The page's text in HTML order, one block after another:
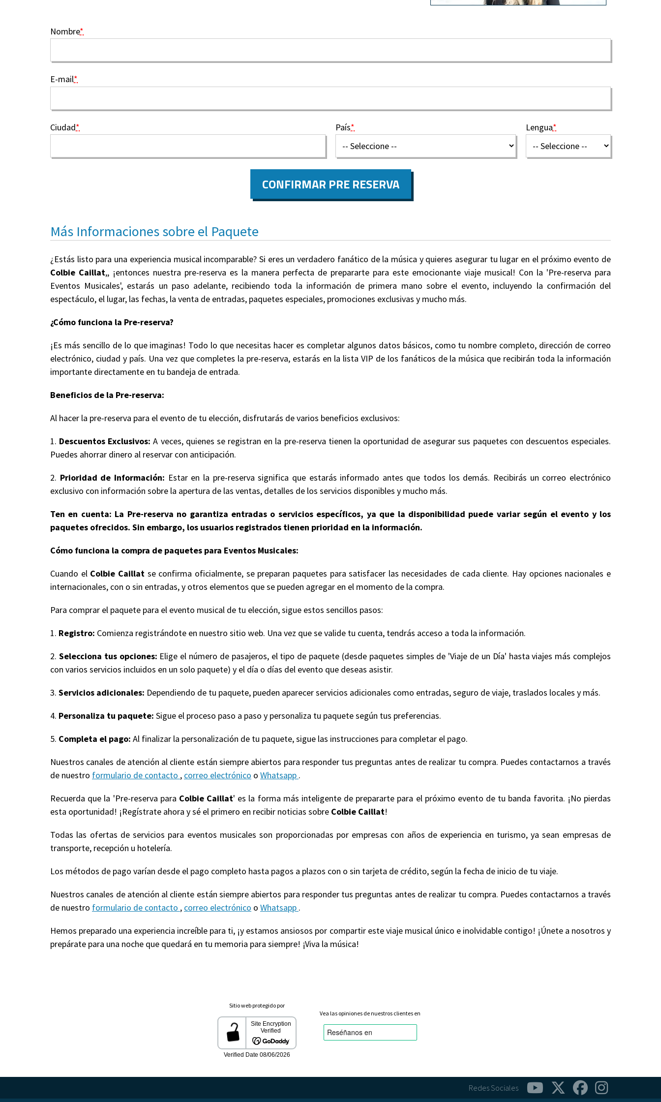
Nombre*
E-mail*
Ciudad* País* Lengua*
CONFIRMAR PRE RESERVA
Más Informaciones sobre el Paquete
¿Estás listo para una experiencia musical incomparable? Si eres un verdadero fanático de la música y quieres asegurar tu lugar en el próximo evento de
Colbie Caillat,, ¡entonces nuestra pre-reserva es la manera perfecta de prepararte para este emocionante viaje musical! Con la 'Pre-reserva para
Eventos Musicales', estarás un paso adelante, recibiendo toda la información de primera mano sobre el evento, incluyendo la confirmación del
espectáculo, el lugar, las fechas, la venta de entradas, paquetes especiales, promociones exclusivas y mucho más.
¿Cómo funciona la Pre-reserva?
¡Es más sencillo de lo que imaginas! Todo lo que necesitas hacer es completar algunos datos básicos, como tu nombre completo, dirección de correo
electrónico, ciudad y país. Una vez que completes la pre-reserva, estarás en la lista VIP de los fanáticos de la música que recibirán toda la información
importante directamente en tu bandeja de entrada.
Beneficios de la Pre-reserva:
Al hacer la pre-reserva para el evento de tu elección, disfrutarás de varios beneficios exclusivos:
1. Descuentos Exclusivos: A veces, quienes se registran en la pre-reserva tienen la oportunidad de asegurar sus paquetes con descuentos especiales.
Puedes ahorrar dinero al reservar con anticipación.
2. Prioridad de Información: Estar en la pre-reserva significa que estarás informado antes que todos los demás. Recibirás un correo electrónico
exclusivo con información sobre la apertura de las ventas, detalles de los servicios disponibles y mucho más.
Ten en cuenta: La Pre-reserva no garantiza entradas o servicios específicos, ya que la disponibilidad puede variar según el evento y los
paquetes ofrecidos. Sin embargo, los usuarios registrados tienen prioridad en la información.
Cómo funciona la compra de paquetes para Eventos Musicales:
Cuando el Colbie Caillatse confirma oficialmente, se preparan paquetes para satisfacer las necesidades de cada cliente. Hay opciones nacionales e
internacionales, con o sin entradas, y otros elementos que se pueden agregar en el momento de la compra.
Para comprar el paquete para el evento musical de tu elección, sigue estos sencillos pasos:
1. Registro: Comienza registrándote en nuestro sitio web. Una vez que se valide tu cuenta, tendrás acceso a toda la información.
2. Selecciona tus opciones: Elige el número de pasajeros, el tipo de paquete (desde paquetes simples de 'Viaje de un Día' hasta viajes más complejos
con varios servicios incluidos en un solo paquete) y el día o días del evento que deseas asistir.
3. Servicios adicionales: Dependiendo de tu paquete, pueden aparecer servicios adicionales como entradas, seguro de viaje, traslados locales y más.
4. Personaliza tu paquete: Sigue el proceso paso a paso y personaliza tu paquete según tus preferencias.
5. Completa el pago: Al finalizar la personalización de tu paquete, sigue las instrucciones para completar el pago.
Nuestros canales de atención al cliente están siempre abiertos para responder tus preguntas antes de realizar tu compra. Puedes contactarnos a través
de nuestro formulario de contacto , correo electrónico o Whatsapp .
Recuerda que la 'Pre-reserva para Colbie Caillat' es la forma más inteligente de prepararte para el próximo evento de tu banda favorita. ¡No pierdas
esta oportunidad! ¡Regístrate ahora y sé el primero en recibir noticias sobre Colbie Caillat!
Todas las ofertas de servicios para eventos musicales son proporcionadas por empresas con años de experiencia en turismo, ya sean empresas de
transporte, recepción u hotelería.
Los métodos de pago varían desde el pago completo hasta pagos a plazos con o sin tarjeta de crédito, según la fecha de inicio de tu viaje.
Nuestros canales de atención al cliente están siempre abiertos para responder tus preguntas antes de realizar tu compra. Puedes contactarnos a través
de nuestro formulario de contacto , correo electrónico o Whatsapp .
Hemos preparado una experiencia increíble para ti, ¡y estamos ansiosos por compartir este viaje musical único e inolvidable contigo! ¡Únete a nosotros y
prepárate para una noche que quedará en tu memoria para siempre! ¡Viva la música!
Sitio web protegido por
Vea las opiniones de nuestros clientes en
Redes Sociales